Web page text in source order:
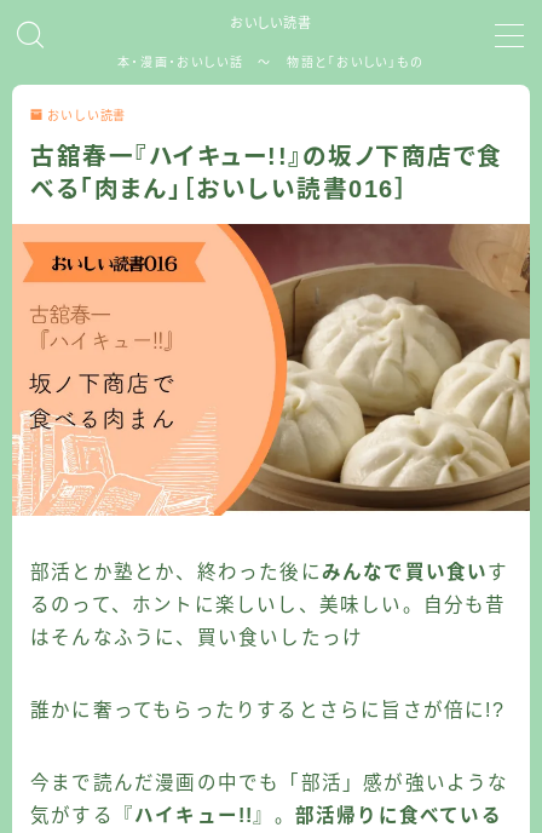
おいしい読書
本・漫画・おいしい話 ～ 物語と「おいしい」もの
MENU
おいしい読書
お問い合わせ
カテゴリ
プライバシーポリシー
免責事項
利用規約／特定商取引法に基づく表記
有料記事の決済完了ページ
記事一覧
おいしい読書
古舘春一『ハイキュー!!』の坂ノ下商店で食
べる「肉まん」［おいしい読書016］
部活とか塾とか、終わった後にみんなで買い食いす
るのって、ホントに楽しいし、美味しい。自分も昔
はそんなふうに、買い食いしたっけ
誰かに奢ってもらったりするとさらに旨さが倍に!?
今まで読んだ漫画の中でも「部活」感が強いような
気がする『ハイキュー!! 』。 部活帰りに食べている